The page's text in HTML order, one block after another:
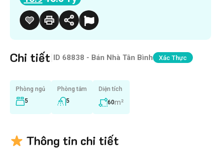
Chi tiết ID 68838 - Bán Nhà Tân Bình Xác Thực
Phòng ngủ
5
Phòng tắm
5
Diện tích
60m²
Thông tin chi tiết